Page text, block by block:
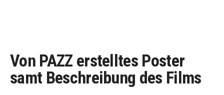
Von PAZZ erstelltes Poster
samt Beschreibung des Films